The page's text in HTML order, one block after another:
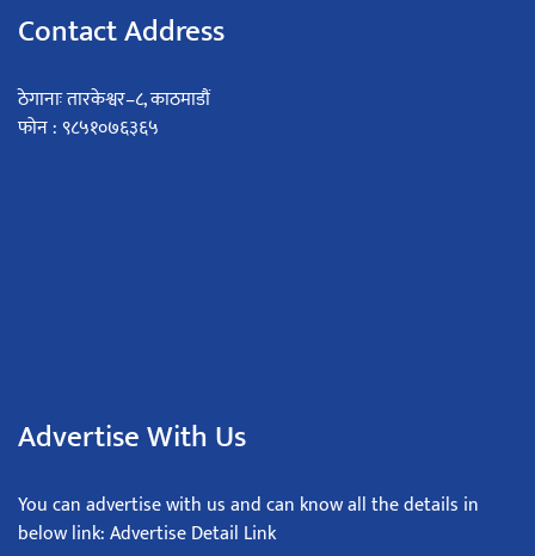
Contact Address
ठेगानाः तारकेश्वर–८, काठमाडौं
फोन : ९८५१०७६३६५
Advertise With Us
You can advertise with us and can know all the details in
below link: Advertise Detail Link